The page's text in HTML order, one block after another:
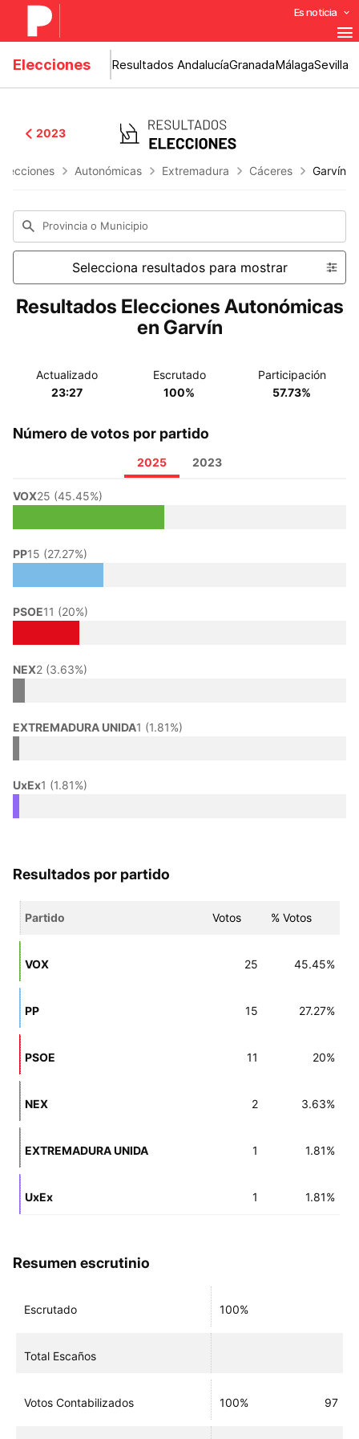
Es noticia
Elecciones Resultados AndalucíaGranadaMálagaSevilla
2023
Autonómicas Extremadura Cáceres Garvín
Provincia o Municipio
Selecciona resultados para mostrar
Resultados Elecciones Autonómicas
en Garvín
Actualizado
23:27
Escrutado
100%
Participación
57.73%
Número de votos por partido
2025 2023
VOX25 (45.45%)
PP15 (27.27%)
PSOE11 (20%)
NEX2 (3.63%)
EXTREMADURA UNIDA1 (1.81%)
UxEx1 (1.81%)
Resultados por partido
Partido Votos % Votos
VOX 25 45.45%
PP 15 27.27%
PSOE 11 20%
NEX 2 3.63%
EXTREMADURA UNIDA 1 1.81%
UxEx 1 1.81%
Resumen escrutinio
Escrutado 100%
Total Escaños
Votos Contabilizados 100% 97